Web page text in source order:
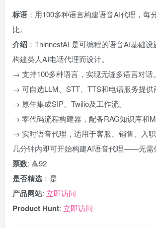
标语 ：用100多种语言构建语音AI代理，每
比。
介绍 ：ThinnestAI 是可编程的语音AI基础
构建类人AI电话代理而设计。
→ 支持100多种语言，实现无缝多语言对话。
→ 可自选LLM、STT、TTS和电话服务提供
→ 原生集成SIP、Twilio及工作流。
→ 零代码流程构建器，配备RAG知识库和
→ 实时语音代理，适用于客服、销售、入职
几分钟内即可开始构建AI语音代理——无需
票数: 🔺92
是否精选 ：是
产品网站: 立即访问
Product Hunt: 立即访问